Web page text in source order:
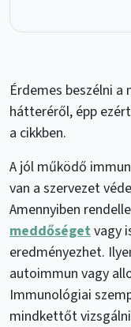
Érdemes beszélni
hátteréről, épp
a cikkben.
A jól működő
van a szervezet
Amennyiben
meddőségetvagy
eredményezhet.
autoimmun vagy
Immunológiai
mindkettőt